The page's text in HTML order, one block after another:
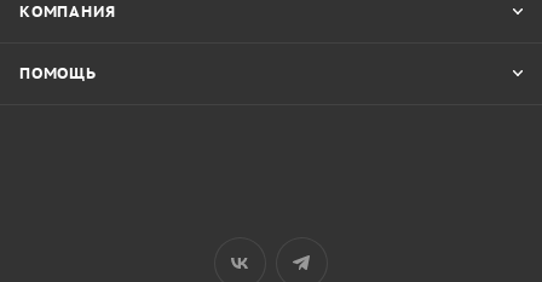
КОМПАНИЯ
ПОМОЩЬ